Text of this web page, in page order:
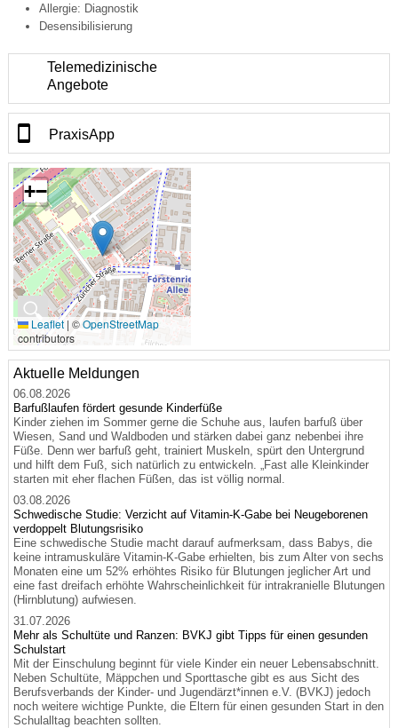
Allergie: Diagnostik
Desensibilisierung
Telemedizinische
Angebote
PraxisApp
🔍
+−
Leaflet | ©OpenStreetMap
contributors
Aktuelle Meldungen
06.08.2026
Barfußlaufen fördert gesunde Kinderfüße
Kinder ziehen im Sommer gerne die Schuhe aus, laufen barfuß über
Wiesen, Sand und Waldboden und stärken dabei ganz nebenbei ihre
Füße. Denn wer barfuß geht, trainiert Muskeln, spürt den Untergrund
und hilft dem Fuß, sich natürlich zu entwickeln. „Fast alle Kleinkinder
starten mit eher flachen Füßen, das ist völlig normal.
03.08.2026
Schwedische Studie: Verzicht auf Vitamin-K-Gabe bei Neugeborenen
verdoppelt Blutungsrisiko
Eine schwedische Studie macht darauf aufmerksam, dass Babys, die
keine intramuskuläre Vitamin-K-Gabe erhielten, bis zum Alter von sechs
Monaten eine um 52% erhöhtes Risiko für Blutungen jeglicher Art und
eine fast dreifach erhöhte Wahrscheinlichkeit für intrakranielle Blutungen
(Hirnblutung) aufwiesen.
31.07.2026
Mehr als Schultüte und Ranzen: BVKJ gibt Tipps für einen gesunden
Schulstart
Mit der Einschulung beginnt für viele Kinder ein neuer Lebensabschnitt.
Neben Schultüte, Mäppchen und Sporttasche gibt es aus Sicht des
Berufsverbands der Kinder- und Jugendärzt*innen e.V. (BVKJ) jedoch
noch weitere wichtige Punkte, die Eltern für einen gesunden Start in den
Schulalltag beachten sollten.